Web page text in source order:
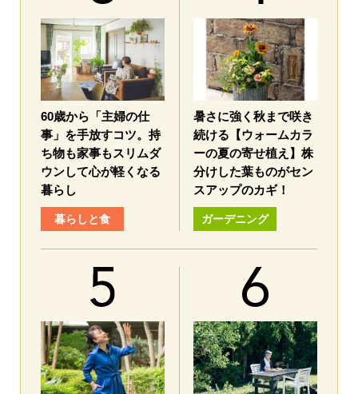
60歳から「主婦の仕
事」を手放すコツ。持
ち物も家事もスリムダ
ウンして心が軽くなる
暮らし
暮らしと食
暑さに強く秋まで咲き
続ける【ウォームカラ
ーの夏の寄せ植え】株
分けした葉ものがセン
スアップのカギ！
ガーデニング